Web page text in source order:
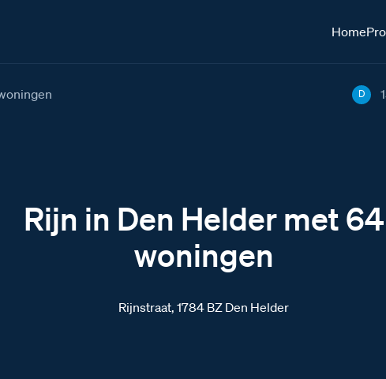
Home
D
Rijn in Den Helder met 64
woningen
Rijnstraat, 1784 BZ Den Helder